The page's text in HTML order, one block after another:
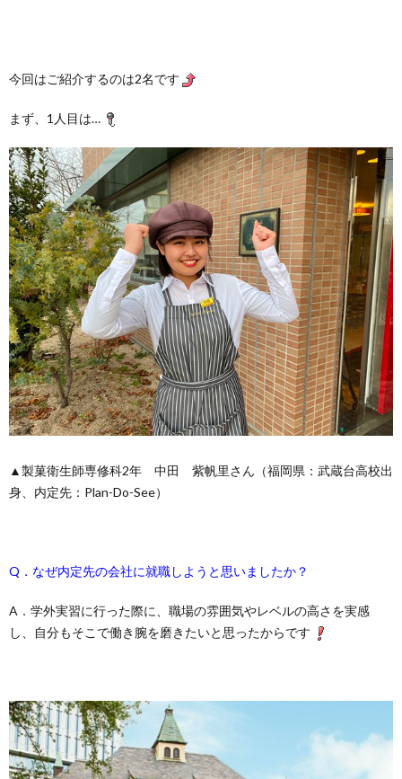
今回はご紹介するのは2名です
まず、1人目は…
▲製菓衛生師専修科2年 中田 紫帆里さん（福岡県：武蔵台高校出
身、内定先：Plan-Do-See）
Q．なぜ内定先の会社に就職しようと思いましたか？
A．学外実習に行った際に、職場の雰囲気やレベルの高さを実感
し、自分もそこで働き腕を磨きたいと思ったからです